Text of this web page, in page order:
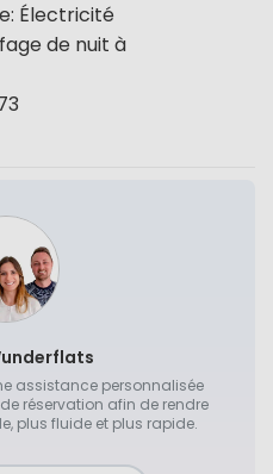
: Électricité
de nuit à
assistance personnalisée
réservation afin de rendre
plus fluide et plus rapide.